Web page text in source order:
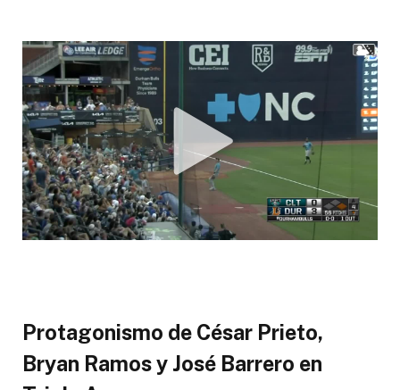
Protagonismo de César Prieto,
Bryan Ramos y José Barrero en